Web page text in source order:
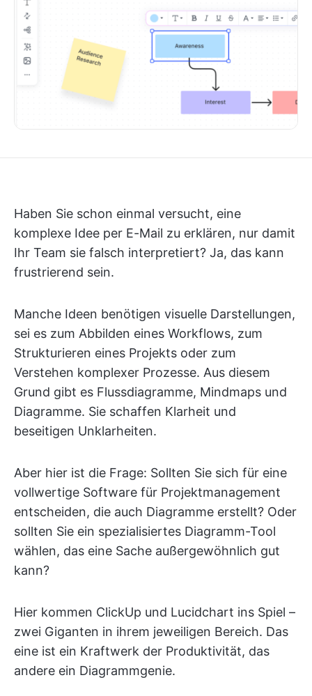
Haben Sie schon einmal versucht, eine
komplexe Idee per E-Mail zu erklären, nur damit
Ihr Team sie falsch interpretiert? Ja, das kann
frustrierend sein.
Manche Ideen benötigen visuelle Darstellungen,
sei es zum Abbilden eines Workflows, zum
Strukturieren eines Projekts oder zum
Verstehen komplexer Prozesse. Aus diesem
Grund gibt es Flussdiagramme, Mindmaps und
Diagramme. Sie schaffen Klarheit und
beseitigen Unklarheiten.
Aber hier ist die Frage: Sollten Sie sich für eine
vollwertige Software für Projektmanagement
entscheiden, die auch Diagramme erstellt? Oder
sollten Sie ein spezialisiertes Diagramm-Tool
wählen, das eine Sache außergewöhnlich gut
kann?
Hier kommen ClickUp und Lucidchart ins Spiel –
zwei Giganten in ihrem jeweiligen Bereich. Das
eine ist ein Kraftwerk der Produktivität, das
andere ein Diagrammgenie.